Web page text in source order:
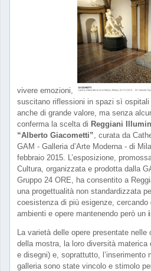
vivere emozioni,
suscitano riflessioni in spazi sì
anche di grande valore, ma senza
conferma la scelta di Reggiani
“Alberto Giacometti”, curata da
GAM - Galleria d’Arte Moderna - di
febbraio 2015. L’esposizione,
Cultura, organizzata e prodotta dalla
Gruppo 24 ORE, ha consentito a
una progettualità non standardizzata
coesistenza di più esigenze, cercando
ambienti e opere mantenendo però un
La varietà delle opere presentate
della mostra, la loro diversità
e disegni) e, soprattutto, l’inserimento
galleria sono state vincolo e stimolo